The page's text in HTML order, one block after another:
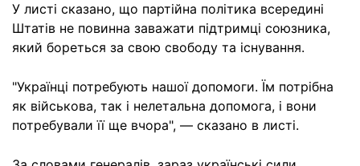
У листі сказано, що партійна політика всередині
Штатів не повинна заважати підтримці союзника,
який бореться за свою свободу та існування.
"Українці потребують нашої допомоги. Їм потрібна
як військова, так і нелетальна допомога, і вони
потребували її ще вчора", — сказано в листі.